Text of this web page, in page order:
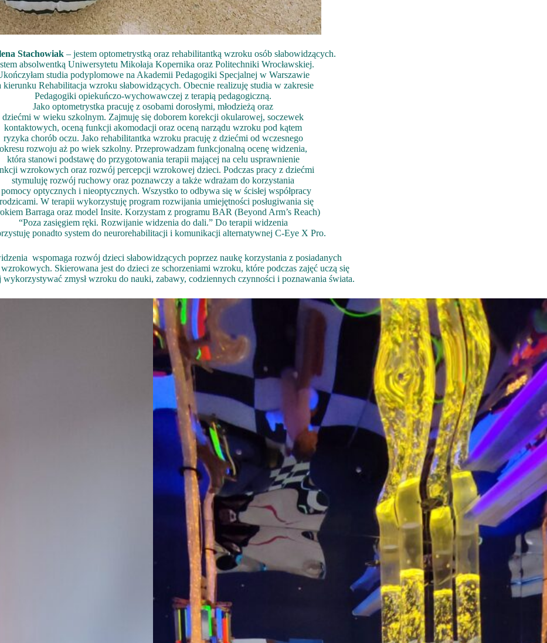
Stachowiak– jestem optometrystką oraz rehabilitantką wzroku osób słabowidzących.
absolwentką Uniwersytetu Mikołaja Kopernika oraz Politechniki Wrocławskiej.
studia podyplomowe na Akademii Pedagogiki Specjalnej w Warszawie
kierunku Rehabilitacja wzroku słabowidzących. Obecnie realizuję studia w zakresie
Pedagogiki opiekuńczo-wychowawczej z terapią pedagogiczną.
Jako optometrystka pracuję z osobami dorosłymi, młodzieżą oraz
dziećmi w wieku szkolnym. Zajmuję się doborem korekcji okularowej, soczewek
kontaktowych, oceną funkcji akomodacji oraz oceną narządu wzroku pod kątem
ryzyka chorób oczu. Jako rehabilitantka wzroku pracuję z dziećmi od wczesnego
okresu rozwoju aż po wiek szkolny. Przeprowadzam funkcjonalną ocenę widzenia,
która stanowi podstawę do przygotowania terapii mającej na celu usprawnienie
wzrokowych oraz rozwój percepcji wzrokowej dzieci. Podczas pracy z dziećmi
stymuluję rozwój ruchowy oraz poznawczy a także wdrażam do korzystania
optycznych i nieoptycznych. Wszystko to odbywa się w ścisłej współpracy
W terapii wykorzystuję program rozwijania umiejętności posługiwania się
Barraga oraz model Insite. Korzystam z programu BAR (Beyond Arm’s Reach)
“Poza zasięgiem ręki. Rozwijanie widzenia do dali.” Do terapii widzenia
ponadto system do neurorehabilitacji i komunikacji alternatywnej C-Eye X Pro.
wspomaga rozwój dzieci słabowidzących poprzez naukę korzystania z posiadanych
Skierowana jest do dzieci ze schorzeniami wzroku, które podczas zajęć uczą się
wykorzystywać zmysł wzroku do nauki, zabawy, codziennych czynności i poznawania świata.